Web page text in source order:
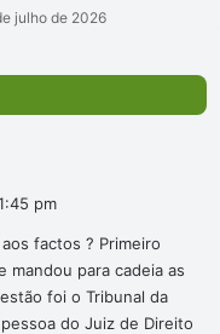
julho de 2026
pm
factos ? Primeiro
mandou para cadeia as
foi o Tribunal da
do Juiz de Direito